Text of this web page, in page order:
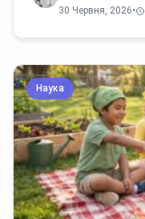
30 Червня, 2026•
Наука